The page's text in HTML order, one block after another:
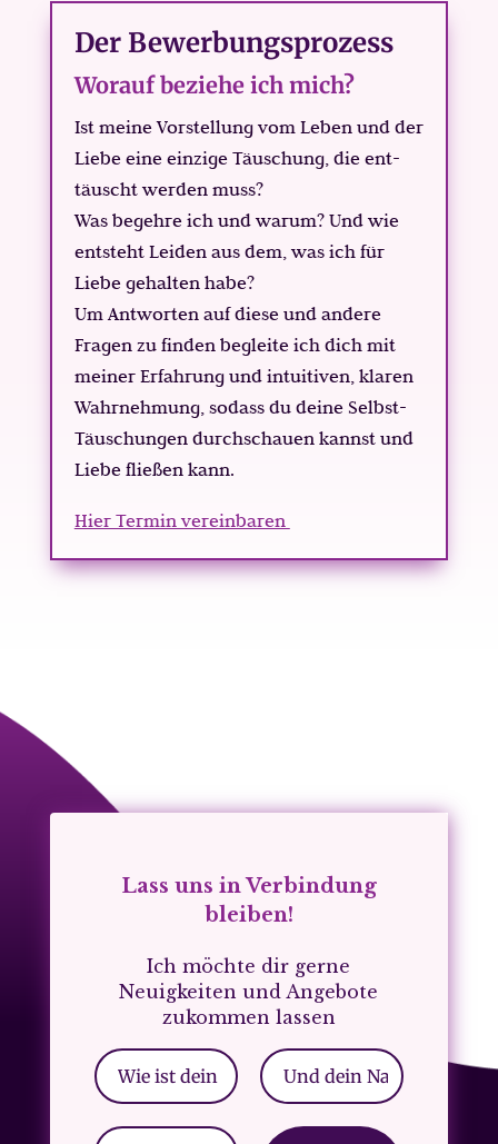
Der Bewerbungsprozess
Worauf beziehe ich mich?
Ist meine Vorstellung vom Leben und der
Liebe eine einzige Täuschung, die ent-
täuscht werden muss?
Was begehre ich und warum? Und wie
entsteht Leiden aus dem, was ich für
Liebe gehalten habe?
Um Antworten auf diese und andere
Fragen zu finden begleite ich dich mit
meiner Erfahrung und intuitiven, klaren
Wahrnehmung, sodass du deine Selbst-
Täuschungen durchschauen kannst und
Liebe fließen kann.
Hier Termin vereinbaren
Lass uns in Verbindung
bleiben!
Ich möchte dir gerne
Neuigkeiten und Angebote
zukommen lassen